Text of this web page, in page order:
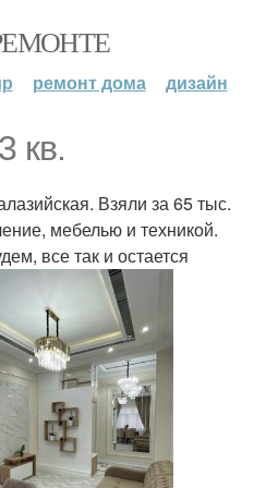
ремонт дома дизайн
кв.
Взяли за 65 тыс.
мебелью и техникой.
все так и остается